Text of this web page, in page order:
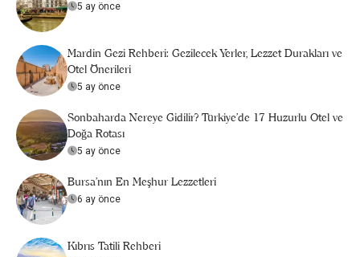
5 ay önce
Mardin Gezi Rehberi: Gezilecek Yerler, Lezzet Durakları ve
Otel Önerileri
5 ay önce
Sonbaharda Nereye Gidilir? Türkiye’de 17 Huzurlu Otel ve
Doğa Rotası
5 ay önce
Bursa’nın En Meşhur Lezzetleri
6 ay önce
Kıbrıs Tatili Rehberi